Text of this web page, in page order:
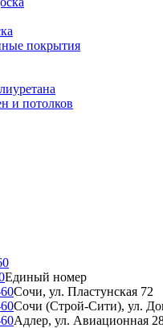
покрытия
и потолков
Единый номер
Сочи, ул. Пластунская 72
Сочи (Строй-Сити), ул.
Адлер, ул. Авиационная